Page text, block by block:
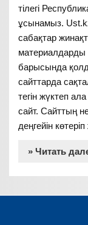
тілегі
ұсынамыз.
сабақтар
материалдарды
барысында
сайттарда
тегін жүктеп
сайт. Сайттың
деңгейін
» Читать